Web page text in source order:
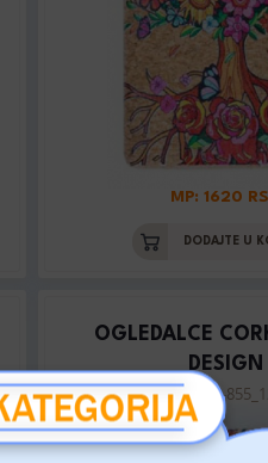
MP: 1620
DODAJTE U
OGLEDALCE
DESIGN
Šifra: L-